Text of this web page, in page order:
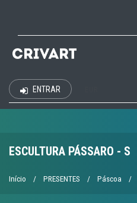
ENTRAR
ESCULTURA PÁSSARO - S
Início / PRESENTES / Páscoa /